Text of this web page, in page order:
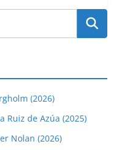
(2026)
Ruiz de Azúa (2025)
Nolan (2026)